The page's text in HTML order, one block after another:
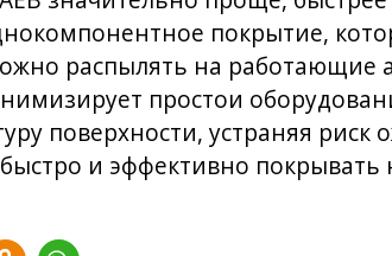
покрытие,
распылять на работающие
простои
поверхности, устраняя риск
и эффективно покрывать